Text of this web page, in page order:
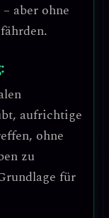
aber ohne
.
aufrichtige
ohne
zu
für